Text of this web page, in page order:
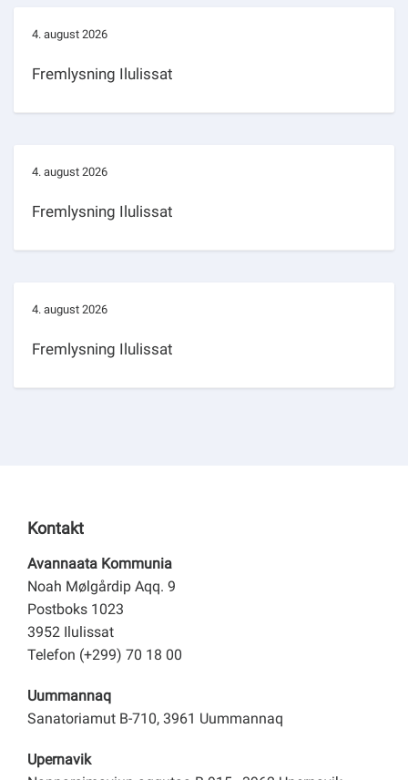
4. august 2026
Fremlysning Ilulissat
4. august 2026
Fremlysning Ilulissat
4. august 2026
Fremlysning Ilulissat
Kontakt
Avannaata Kommunia
Noah Mølgårdip Aqq. 9
Postboks 1023
3952 Ilulissat
Telefon (+299) 70 18 00
Uummannaq
Sanatoriamut B-710, 3961 Uummannaq
Upernavik